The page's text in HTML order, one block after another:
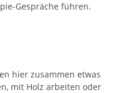
Gespräche führen.
hier zusammen etwas
mit Holz arbeiten oder